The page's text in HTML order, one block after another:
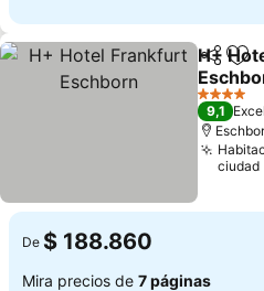
H+
4 Estrellas
9,1
ciudad
De $ 188.860
Mira precios de 7 páginas